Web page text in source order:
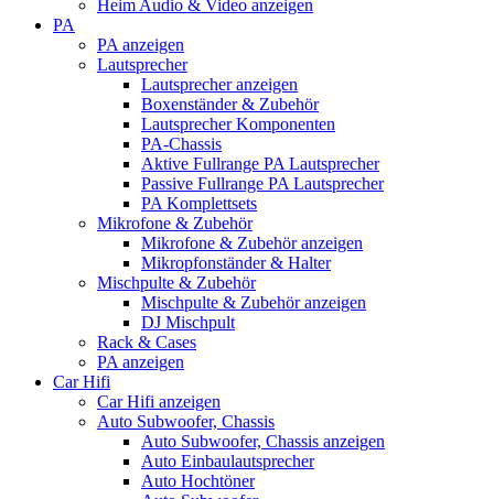
Heim Audio & Video anzeigen
PA
PA anzeigen
Lautsprecher
Lautsprecher anzeigen
Boxenständer & Zubehör
Lautsprecher Komponenten
PA-Chassis
Aktive Fullrange PA Lautsprecher
Passive Fullrange PA Lautsprecher
PA Komplettsets
Mikrofone & Zubehör
Mikrofone & Zubehör anzeigen
Mikropfonständer & Halter
Mischpulte & Zubehör
Mischpulte & Zubehör anzeigen
DJ Mischpult
Rack & Cases
PA anzeigen
Car Hifi
Car Hifi anzeigen
Auto Subwoofer, Chassis
Auto Subwoofer, Chassis anzeigen
Auto Einbaulautsprecher
Auto Hochtöner